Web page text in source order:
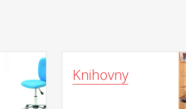
Knihovny